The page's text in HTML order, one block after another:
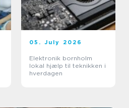
05. July 2026
Elektronik bornholm
lokal hjælp til teknikken i
hverdagen